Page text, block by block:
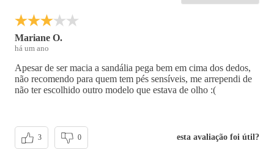
Ref: 571004
Mariane O.
há um ano
Apesar de ser macia a sandália pega bem em cima dos dedos,
não recomendo para quem tem pés sensíveis, me arrependi de
não ter escolhido outro modelo que estava de olho :(
esta avaliação foi útil?
3 0